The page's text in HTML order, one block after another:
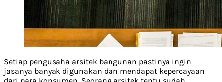
Setiap pengusaha arsitek bangunan pastinya ingin
jasanya banyak digunakan dan mendapat kepercayaan